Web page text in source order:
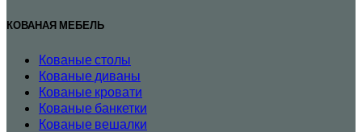
КОВАНАЯ МЕБЕЛЬ
Кованые столы
Кованые диваны
Кованые кровати
Кованые банкетки
Кованые вешалки